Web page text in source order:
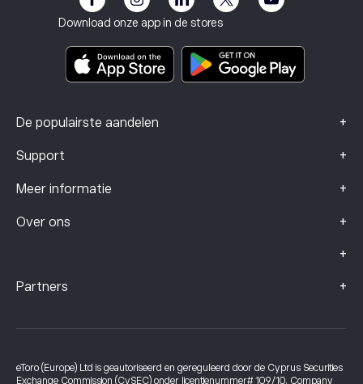
Download onze app in de stores
De populairste aandelen +
Support +
Meer informatie +
Over ons +
+
Algemene voorwaarden
Documenten met belangrijke informatie
Klachtengegevens (FCA-klanten)
Partners +
Beleggingsverzekering
eToro (Europe) Ltd is geautoriseerd en gereguleerd door de Cyprus Securities
Exchange Commission (CySEC) onder licentienummer# 109/10. Company